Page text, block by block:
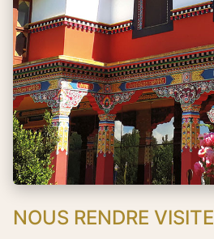
NOUS RENDRE VISITE